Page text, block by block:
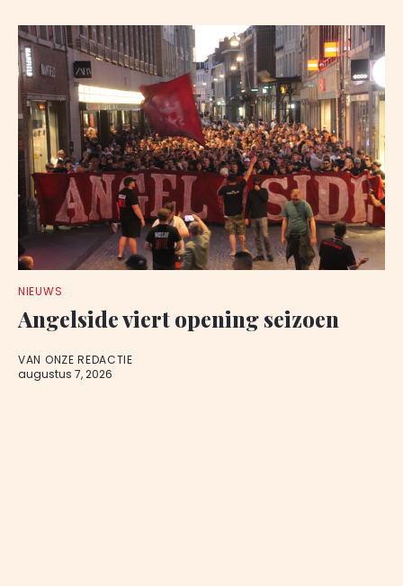
NIEUWS
Angelside viert opening seizoen
VAN ONZE REDACTIE
augustus 7, 2026